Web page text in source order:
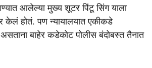
आलेल्या मुख्य शूटर पिंटू सिंग याला
केलं होतं. पण न्यायालयात एकीकडे
बाहेर कडेकोट पोलीस बंदोबस्त तैनात